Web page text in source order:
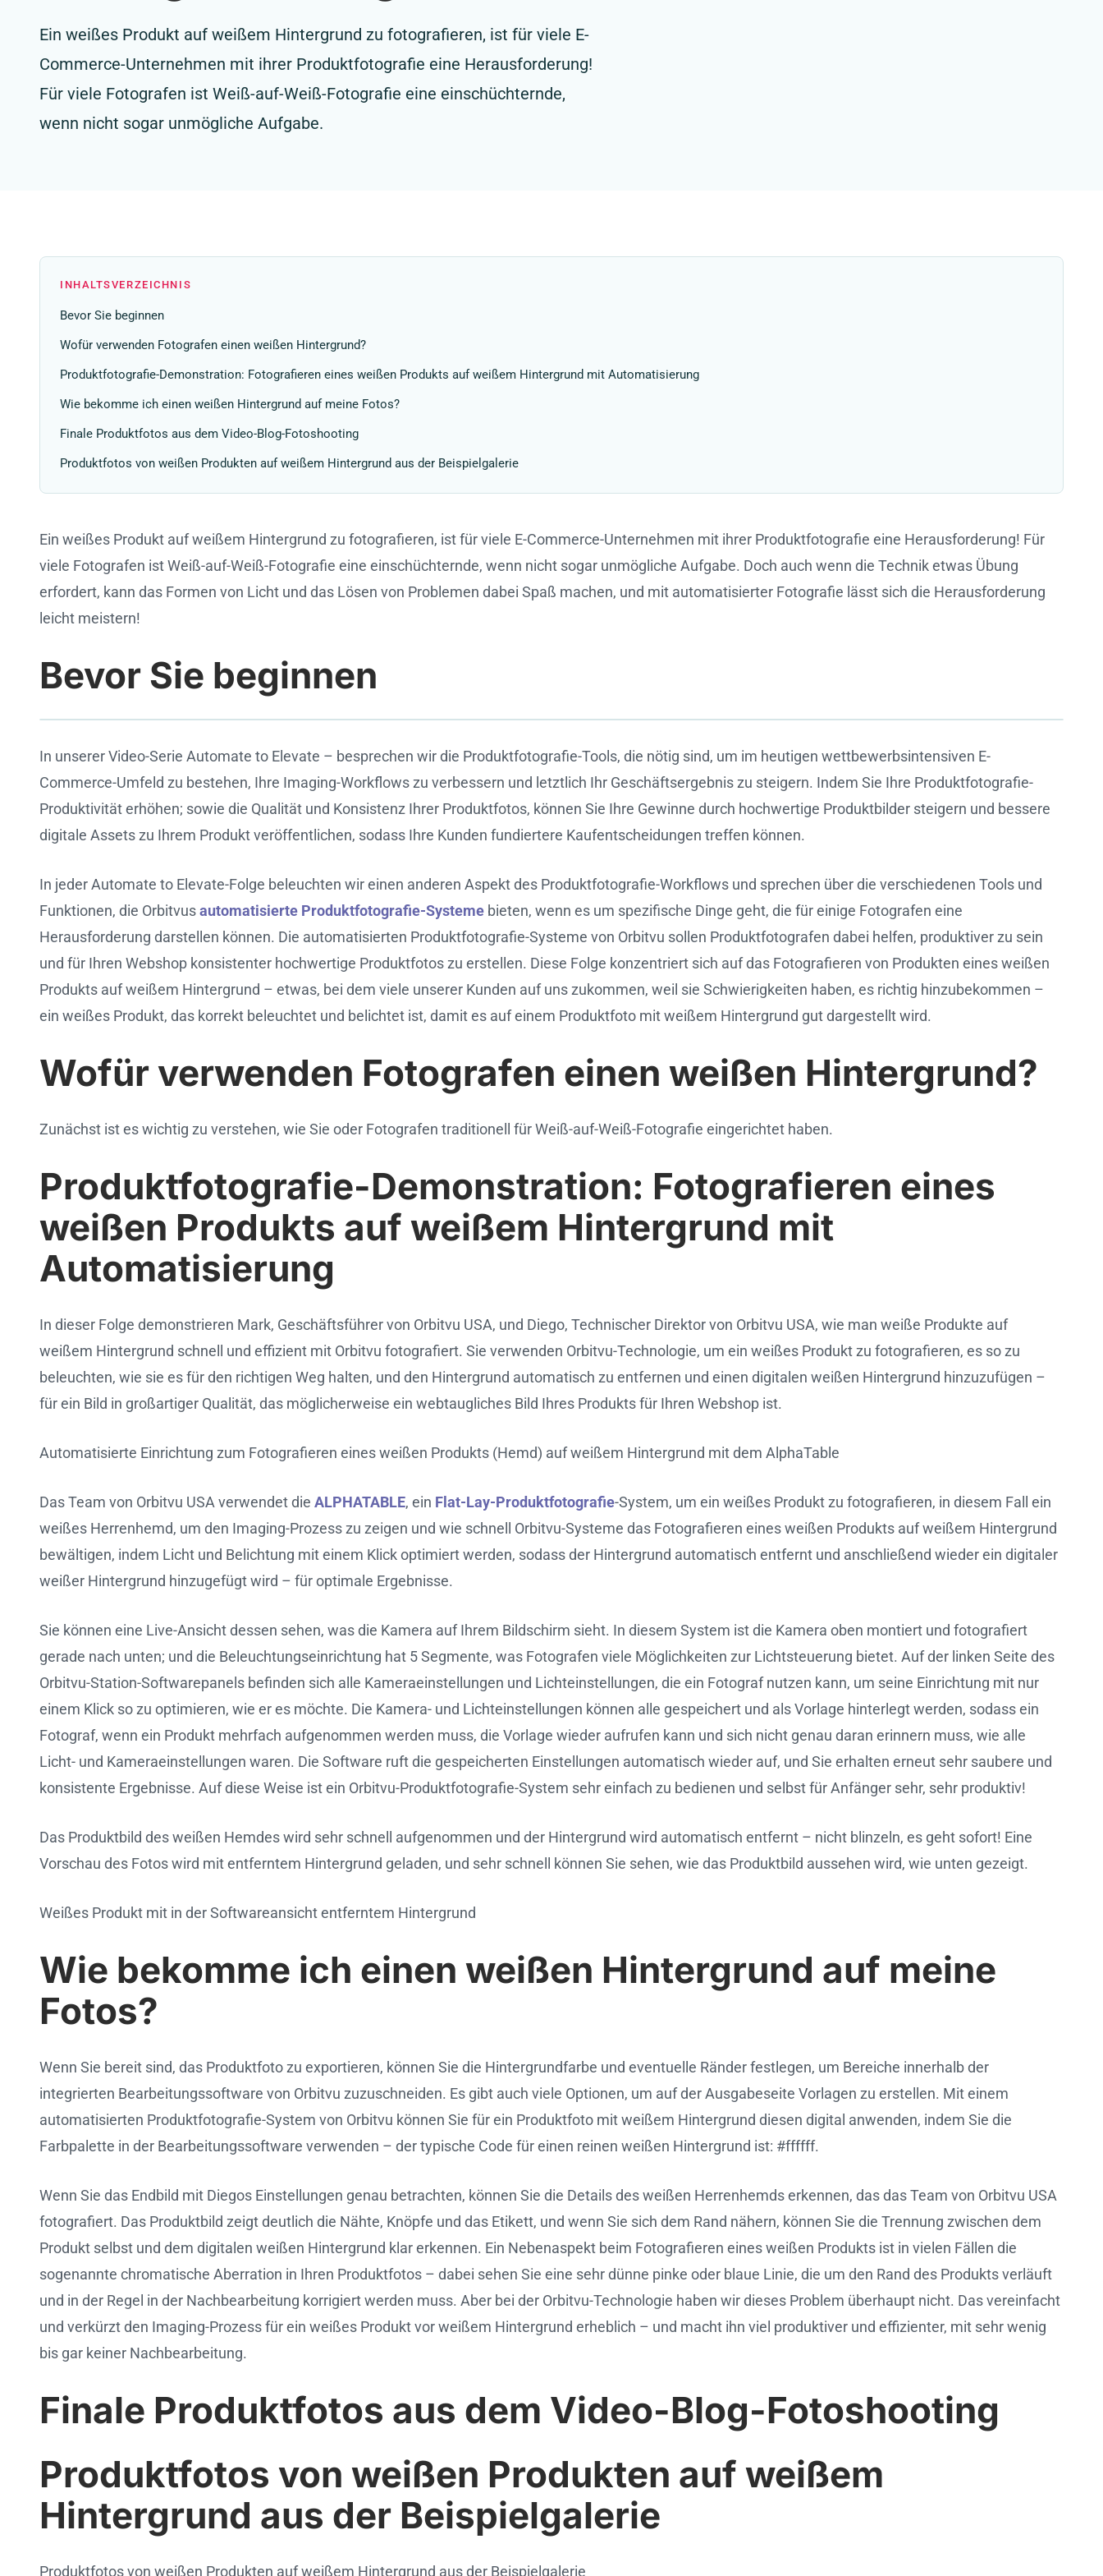
Ein weißes Produkt auf weißem Hintergrund zu fotografieren, ist für viele E-
Commerce-Unternehmen mit ihrer Produktfotografie eine Herausforderung!
Für viele Fotografen ist Weiß-auf-Weiß-Fotografie eine einschüchternde,
wenn nicht sogar unmögliche Aufgabe.
INHALTSVERZEICHNIS
Bevor Sie beginnen
Wofür verwenden Fotografen einen weißen Hintergrund?
Produktfotografie-Demonstration: Fotografieren eines weißen Produkts auf weißem Hintergrund mit Automatisierung
Wie bekomme ich einen weißen Hintergrund auf meine Fotos?
Finale Produktfotos aus dem Video-Blog-Fotoshooting
Produktfotos von weißen Produkten auf weißem Hintergrund aus der Beispielgalerie
Ein weißes Produkt auf weißem Hintergrund zu fotografieren, ist für viele E-Commerce-Unternehmen mit ihrer Produktfotografie eine Herausforderung! Für
viele Fotografen ist Weiß-auf-Weiß-Fotografie eine einschüchternde, wenn nicht sogar unmögliche Aufgabe. Doch auch wenn die Technik etwas Übung
erfordert, kann das Formen von Licht und das Lösen von Problemen dabei Spaß machen, und mit automatisierter Fotografie lässt sich die Herausforderung
leicht meistern!
Bevor Sie beginnen
Cookie settings
In unserer Video-Serie Automate to Elevate – besprechen wir die Produktfotografie-Tools, die nötig sind, um im heutigen wettbewerbsintensiven E-
Commerce-Umfeld zu bestehen, Ihre Imaging-Workflows zu verbessern und letztlich Ihr Geschäftsergebnis zu steigern. Indem Sie Ihre Produktfotografie-
Produktivität erhöhen; sowie die Qualität und Konsistenz Ihrer Produktfotos, können Sie Ihre Gewinne durch hochwertige Produktbilder steigern und bessere
digitale Assets zu Ihrem Produkt veröffentlichen, sodass Ihre Kunden fundiertere Kaufentscheidungen treffen können.
In jeder Automate to Elevate-Folge beleuchten wir einen anderen Aspekt des Produktfotografie-Workflows und sprechen über die verschiedenen Tools und
Funktionen, die Orbitvusautomatisierte Produktfotografie-Systeme bieten, wenn es um spezifische Dinge geht, die für einige Fotografen eine
Herausforderung darstellen können. Die automatisierten Produktfotografie-Systeme von Orbitvu sollen Produktfotografen dabei helfen, produktiver zu sein
und für Ihren Webshop konsistenter hochwertige Produktfotos zu erstellen. Diese Folge konzentriert sich auf das Fotografieren von Produkten eines weißen
Produkts auf weißem Hintergrund – etwas, bei dem viele unserer Kunden auf uns zukommen, weil sie Schwierigkeiten haben, es richtig hinzubekommen –
ein weißes Produkt, das korrekt beleuchtet und belichtet ist, damit es auf einem Produktfoto mit weißem Hintergrund gut dargestellt wird.
Wofür verwenden Fotografen einen weißen Hintergrund?
Zunächst ist es wichtig zu verstehen, wie Sie oder Fotografen traditionell für Weiß-auf-Weiß-Fotografie eingerichtet haben.
Produktfotografie-Demonstration: Fotografieren eines
weißen Produkts auf weißem Hintergrund mit
Automatisierung
In dieser Folge demonstrieren Mark, Geschäftsführer von Orbitvu USA, und Diego, Technischer Direktor von Orbitvu USA, wie man weiße Produkte auf
weißem Hintergrund schnell und effizient mit Orbitvu fotografiert. Sie verwenden Orbitvu-Technologie, um ein weißes Produkt zu fotografieren, es so zu
beleuchten, wie sie es für den richtigen Weg halten, und den Hintergrund automatisch zu entfernen und einen digitalen weißen Hintergrund hinzuzufügen –
für ein Bild in großartiger Qualität, das möglicherweise ein webtaugliches Bild Ihres Produkts für Ihren Webshop ist.
Automatisierte Einrichtung zum Fotografieren eines weißen Produkts (Hemd) auf weißem Hintergrund mit dem AlphaTable
Das Team von Orbitvu USA verwendet die ALPHATABLE, ein Flat-Lay-Produktfotografie-System, um ein weißes Produkt zu fotografieren, in diesem Fall ein
weißes Herrenhemd, um den Imaging-Prozess zu zeigen und wie schnell Orbitvu-Systeme das Fotografieren eines weißen Produkts auf weißem Hintergrund
bewältigen, indem Licht und Belichtung mit einem Klick optimiert werden, sodass der Hintergrund automatisch entfernt und anschließend wieder ein digitaler
weißer Hintergrund hinzugefügt wird – für optimale Ergebnisse.
Sie können eine Live-Ansicht dessen sehen, was die Kamera auf Ihrem Bildschirm sieht. In diesem System ist die Kamera oben montiert und fotografiert
gerade nach unten; und die Beleuchtungseinrichtung hat 5 Segmente, was Fotografen viele Möglichkeiten zur Lichtsteuerung bietet. Auf der linken Seite des
Orbitvu-Station-Softwarepanels befinden sich alle Kameraeinstellungen und Lichteinstellungen, die ein Fotograf nutzen kann, um seine Einrichtung mit nur
einem Klick so zu optimieren, wie er es möchte. Die Kamera- und Lichteinstellungen können alle gespeichert und als Vorlage hinterlegt werden, sodass ein
Fotograf, wenn ein Produkt mehrfach aufgenommen werden muss, die Vorlage wieder aufrufen kann und sich nicht genau daran erinnern muss, wie alle
Licht- und Kameraeinstellungen waren. Die Software ruft die gespeicherten Einstellungen automatisch wieder auf, und Sie erhalten erneut sehr saubere und
konsistente Ergebnisse. Auf diese Weise ist ein Orbitvu-Produktfotografie-System sehr einfach zu bedienen und selbst für Anfänger sehr, sehr produktiv!
Das Produktbild des weißen Hemdes wird sehr schnell aufgenommen und der Hintergrund wird automatisch entfernt – nicht blinzeln, es geht sofort! Eine
Vorschau des Fotos wird mit entferntem Hintergrund geladen, und sehr schnell können Sie sehen, wie das Produktbild aussehen wird, wie unten gezeigt.
Weißes Produkt mit in der Softwareansicht entferntem Hintergrund
Wie bekomme ich einen weißen Hintergrund auf meine
Fotos?
Wenn Sie bereit sind, das Produktfoto zu exportieren, können Sie die Hintergrundfarbe und eventuelle Ränder festlegen, um Bereiche innerhalb der
integrierten Bearbeitungssoftware von Orbitvu zuzuschneiden. Es gibt auch viele Optionen, um auf der Ausgabeseite Vorlagen zu erstellen. Mit einem
automatisierten Produktfotografie-System von Orbitvu können Sie für ein Produktfoto mit weißem Hintergrund diesen digital anwenden, indem Sie die
Farbpalette in der Bearbeitungssoftware verwenden – der typische Code für einen reinen weißen Hintergrund ist: #ffffff.
Wenn Sie das Endbild mit Diegos Einstellungen genau betrachten, können Sie die Details des weißen Herrenhemds erkennen, das das Team von Orbitvu USA
fotografiert. Das Produktbild zeigt deutlich die Nähte, Knöpfe und das Etikett, und wenn Sie sich dem Rand nähern, können Sie die Trennung zwischen dem
Produkt selbst und dem digitalen weißen Hintergrund klar erkennen. Ein Nebenaspekt beim Fotografieren eines weißen Produkts ist in vielen Fällen die
sogenannte chromatische Aberration in Ihren Produktfotos – dabei sehen Sie eine sehr dünne pinke oder blaue Linie, die um den Rand des Produkts verläuft
und in der Regel in der Nachbearbeitung korrigiert werden muss. Aber bei der Orbitvu-Technologie haben wir dieses Problem überhaupt nicht. Das vereinfacht
und verkürzt den Imaging-Prozess für ein weißes Produkt vor weißem Hintergrund erheblich – und macht ihn viel produktiver und effizienter, mit sehr wenig
bis gar keiner Nachbearbeitung.
Finale Produktfotos aus dem Video-Blog-Fotoshooting
Produktfotos von weißen Produkten auf weißem
Hintergrund aus der Beispielgalerie
Produktfotos von weißen Produkten auf weißem Hintergrund aus der Beispielgalerie